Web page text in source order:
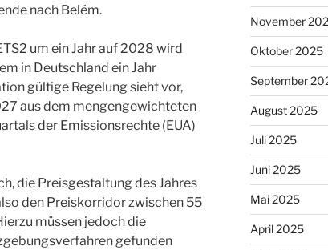
nach Belém.
um ein Jahr auf 2028 wird
in Deutschland ein Jahr
gültige Regelung sieht vor,
aus dem mengengewichteten
der Emissionsrechte (EUA)
die Preisgestaltung des Jahres
den Preiskorridor zwischen 55
müssen jedoch die
gefunden
November
Oktober 2025
September
August 2025
Juli 2025
Juni 2025
Mai 2025
April 2025